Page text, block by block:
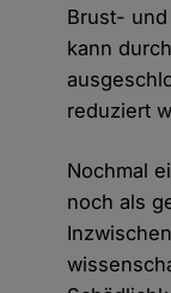
Brust-
kann
reduziert
Nochmal
noch als